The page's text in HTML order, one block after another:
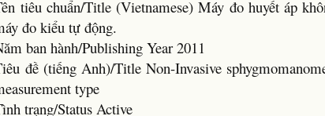
tiêu chuẩn/Title (Vietnamese) Máy đo huyết áp
đo kiểu tự động.
ban hành/Publishing Year 2011
đề (tiếng Anh)/Title Non-Invasive
type
trạng/Status Active